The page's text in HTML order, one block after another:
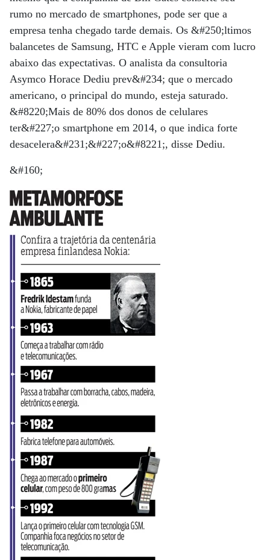
rumo no mercado de smartphones, pode ser que a
empresa tenha chegado tarde demais. Os &#250;ltimos
balancetes de Samsung, HTC e Apple vieram com lucro
abaixo das expectativas. O analista da consultoria
Asymco Horace Dediu prev&#234; que o mercado
americano, o principal do mundo, esteja saturado.
&#8220;Mais de 80% dos donos de celulares
ter&#227;o smartphone em 2014, o que indica forte
desacelera&#231;&#227;o&#8221;, disse Dediu.
&#160;